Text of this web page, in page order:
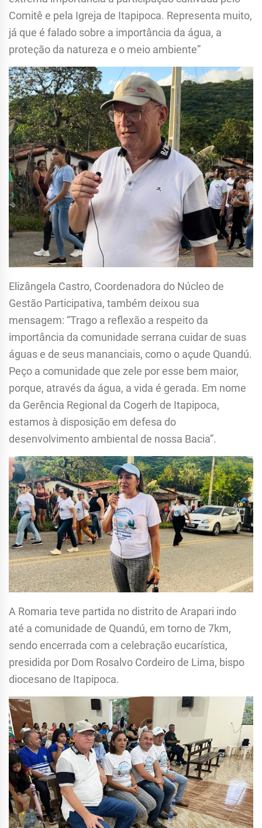
Comitê e pela Igreja de Itapipoca. Representa muito,
já que é falado sobre a importância da água, a
proteção da natureza e o meio ambiente”
Elizângela Castro, Coordenadora do Núcleo de
Gestão Participativa, também deixou sua
mensagem: “Trago a reflexão a respeito da
importância da comunidade serrana cuidar de suas
águas e de seus mananciais, como o açude Quandú.
Peço a comunidade que zele por esse bem maior,
porque, através da água, a vida é gerada. Em nome
da Gerência Regional da Cogerh de Itapipoca,
estamos à disposição em defesa do
desenvolvimento ambiental de nossa Bacia”.
A Romaria teve partida no distrito de Arapari indo
até a comunidade de Quandú, em torno de 7km,
sendo encerrada com a celebração eucarística,
presidida por Dom Rosalvo Cordeiro de Lima, bispo
diocesano de Itapipoca.